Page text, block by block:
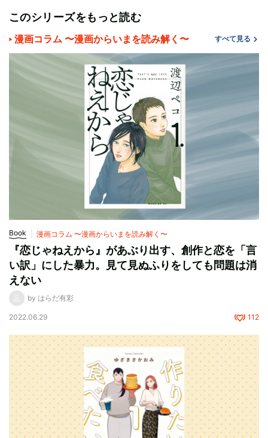
このシリーズをもっと読む
漫画コラム 〜漫画からいまを読み解く〜 すべて見る
Book 漫画コラム 〜漫画からいまを読み解く〜
『恋じゃねえから』があぶり出す、創作と恋を「言
い訳」にした暴力。見て見ぬふりをしても問題は消
えない
by はらだ有彩
2022.06.29 112